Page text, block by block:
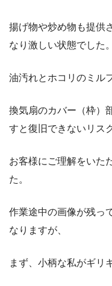
揚げ物や炒め物も提供
なり激しい状態でした。
油汚れとホコリのミル
換気扇のカバー（枠）
すと復旧できないリス
お客様にご理解をいた
た。
作業途中の画像が残っ
なりますが、
まず、小柄な私がギリ